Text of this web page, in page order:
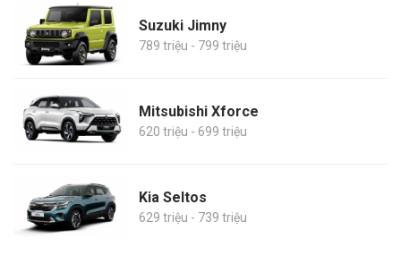
Suzuki Jimny
789 triệu - 799 triệu
Mitsubishi Xforce
620 triệu - 699 triệu
Kia Seltos
629 triệu - 739 triệu